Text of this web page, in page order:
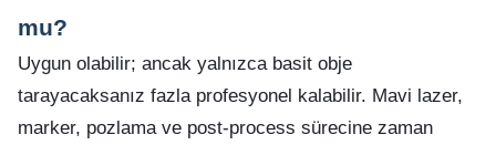
mu?
Uygun olabilir; ancak yalnızca basit obje
tarayacaksanız fazla profesyonel kalabilir. Mavi lazer,
marker, pozlama ve post-process sürecine zaman